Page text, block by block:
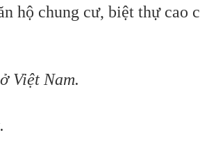
hộ chung cư, biệt thự cao
Việt Nam.